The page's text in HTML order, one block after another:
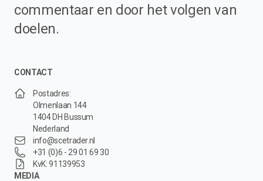
commentaar en door het volgen van
doelen.
CONTACT
Postadres:
Olmenlaan 144
1404 DH Bussum
Nederland
info@scetrader.nl
+31 (0)6 - 29 01 69 30
KvK: 91139953
MEDIA